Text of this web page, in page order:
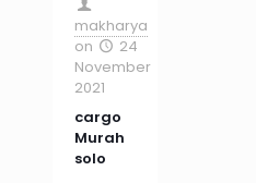
makharya
on
24
November
2021
cargo
Murah
solo